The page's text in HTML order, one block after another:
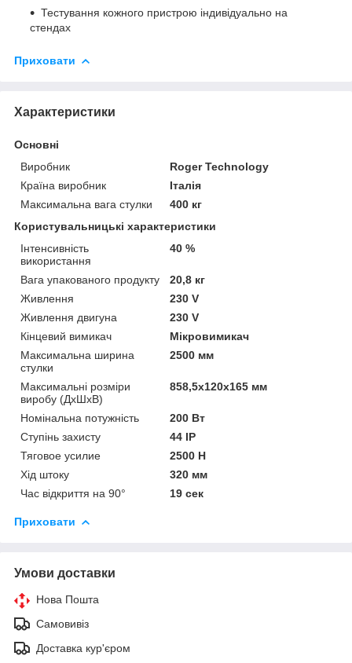
Тестування кожного пристрою індивідуально на
стендах
Приховати
Характеристики
Основні
Виробник
Roger Technology
Країна виробник
Італія
Максимальна вага стулки
400 кг
Користувальницькі характеристики
Інтенсивність
використання
40 %
Вага упакованого продукту
20,8 кг
Живлення
230 V
Живлення двигуна
230 V
Кінцевий вимикач
Мікровимикач
Максимальна ширина
стулки
2500 мм
Максимальні розміри
виробу (ДxШxВ)
858,5x120x165 мм
Номінальна потужність
200 Вт
Ступінь захисту
44 IP
Тяговое усилие
2500 Н
Хід штоку
320 мм
Час відкриття на 90°
19 сек
Приховати
Умови доставки
Нова Пошта
Самовивіз
Доставка кур'єром